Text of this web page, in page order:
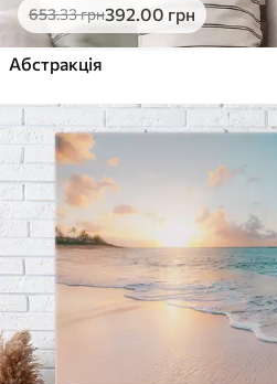
653.33грн392.00 грн
Абстракція